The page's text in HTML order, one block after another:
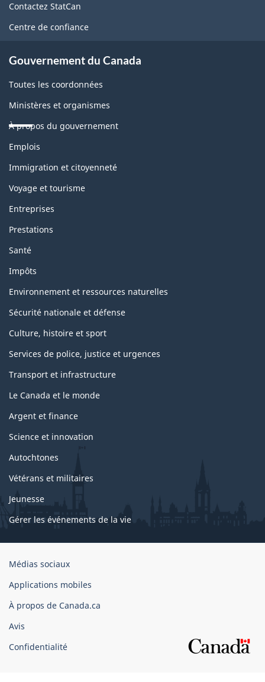
de
ce
Contactez StatCan
Centre de confiance
Gouvernement du Canada
Toutes les coordonnées
Ministères et organismes
À propos du gouvernement
Thèmes
sujets
Emplois
Immigration et citoyenneté
Voyage et tourisme
Entreprises
Prestations
Santé
Impôts
Environnement et ressources naturelles
Sécurité nationale et défense
Culture, histoire et sport
Services de police, justice et urgences
Transport et infrastructure
Le Canada et le monde
Argent et finance
Science et innovation
Autochtones
Vétérans et militaires
Jeunesse
Gérer les événements de la vie
Organisation
gouvernement
du
Canada
Médias sociaux
Applications mobiles
À propos de Canada.ca
Avis
Confidentialité